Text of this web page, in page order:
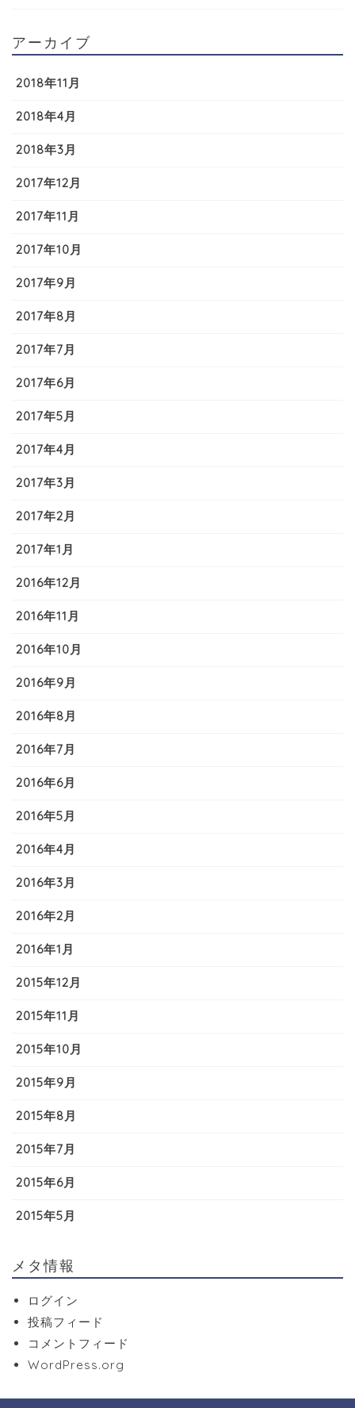
アーカイブ
2018年11月
2018年4月
2018年3月
2017年12月
2017年11月
2017年10月
2017年9月
2017年8月
2017年7月
2017年6月
2017年5月
2017年4月
2017年3月
2017年2月
2017年1月
2016年12月
2016年11月
2016年10月
2016年9月
2016年8月
2016年7月
2016年6月
2016年5月
2016年4月
2016年3月
2016年2月
2016年1月
2015年12月
2015年11月
2015年10月
2015年9月
2015年8月
2015年7月
2015年6月
2015年5月
メタ情報
ログイン
投稿フィード
コメントフィード
WordPress.org